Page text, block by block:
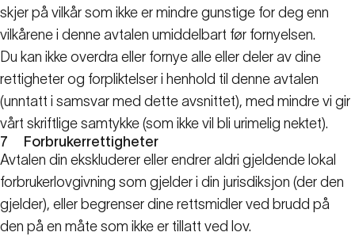
skjer på vilkår som ikke er mindre gunstige for deg enn
vilkårene i denne avtalen umiddelbart før fornyelsen.
Du kan ikke overdra eller fornye alle eller deler av dine
rettigheter og forpliktelser i henhold til denne avtalen
(unntatt i samsvar med dette avsnittet), med mindre vi gir
vårt skriftlige samtykke (som ikke vil bli urimelig nektet).
7
Forbrukerrettigheter
Avtalen din ekskluderer eller endrer aldri gjeldende lokal
forbrukerlovgivning som gjelder i din jurisdiksjon (der den
gjelder), eller begrenser dine rettsmidler ved brudd på
den på en måte som ikke er tillatt ved lov.